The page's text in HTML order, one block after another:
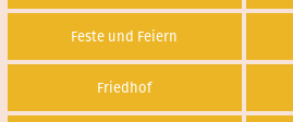
Feste und Feiern
Friedhof